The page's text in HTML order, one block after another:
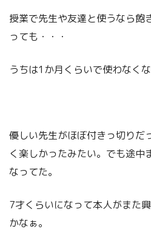
授業で先生や友達と使うなら飽
っても・・・
うちは1か月くらいで使わなく
優しい先生がほぼ付きっ切りだ
く楽しかったみたい。でも途中
なってた。
7才くらいになって本人がまた
かなぁ。